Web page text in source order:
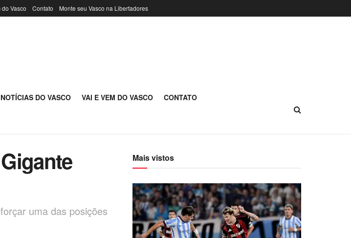
do Vasco Contato Monte seu Vasco na Libertadores
NOTÍCIAS DO VASCO VAI E VEM DO VASCO CONTATO
uma das posições
Mais vistos